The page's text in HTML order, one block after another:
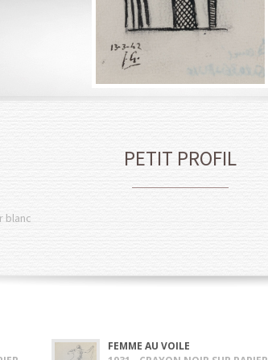
PETIT PROFIL
blanc
FEMME AU VOILE